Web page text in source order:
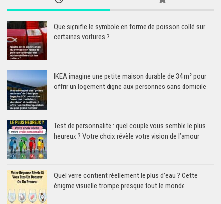
Que signifie le symbole en forme de poisson collé sur
certaines voitures ?
IKEA imagine une petite maison durable de 34 m² pour
offrir un logement digne aux personnes sans domicile
Test de personnalité : quel couple vous semble le plus
heureux ? Votre choix révèle votre vision de l’amour
Quel verre contient réellement le plus d’eau ? Cette
énigme visuelle trompe presque tout le monde